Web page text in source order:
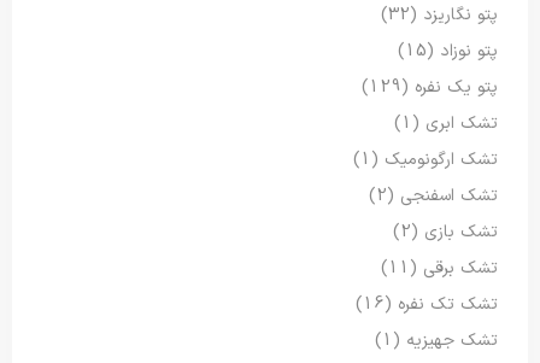
پتو نگاریزد (32)
پتو نوزاد (15)
پتو یک نفره (129)
تشک ابری (1)
تشک ارگونومیک (1)
تشک اسفنجی (2)
تشک بازی (2)
تشک برقی (11)
تشک تک نفره (16)
تشک جهیزیه (1)